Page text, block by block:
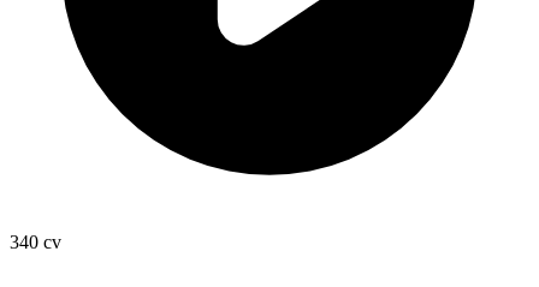
340 cv